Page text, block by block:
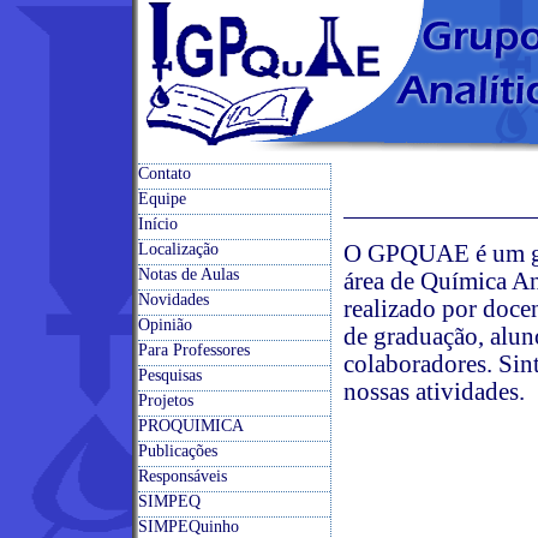
Contato
Equipe
Início
Localização
Notas de Aulas
Novidades
Opinião
Para Professores
Pesquisas
Projetos
PROQUIMICA
Publicações
Responsáveis
SIMPEQ
SIMPEQuinho
O GPQUAE é um
área de Química
realizado por
de graduação,
colaboradores.
nossas atividades.